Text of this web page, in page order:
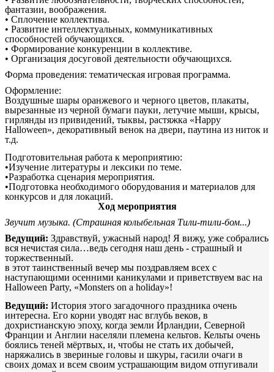
фантазии, воображения.
• Сплочение коллектива.
• Развитие интеллектуальных, коммуникативных
способностей обучающихся.
• Формирование конкуренции в коллективе.
• Организация досуговой деятельности обучающихся.
Форма проведения: тематическая игровая программа.
Оформление:
Воздушные шары оранжевого и черного цветов, плакаты,
вырезанные из черной бумаги пауки, летучие мыши, крысы,
гирлянды из привидений, тыквы, растяжка «Happy
Halloween», декоративный венок на двери, паутина из ниток и
т.д.
Подготовительная работа к мероприятию:
•Изучение литературы и лексики по теме.
•Разработка сценария мероприятия.
•Подготовка необходимого оборудования и материалов для
конкурсов и для локаций.
Ход мероприятия
Звучит музыка. (Страшная колыбельная Тили-тили-бом...)
Ведущий: Здравствуй, ужасный народ! Я вижу, уже собрались
вся нечистая сила…ведь сегодня наш день - страшный и
торжественный.
в этот таинственный вечер мы поздравляем всех с
наступающими осенними каникулами и приветствуем вас на
Halloween Party, «Monsters on a holiday»!
Ведущий: История этого загадочного праздника очень
интересна. Его корни уводят нас вглубь веков, в
дохристианскую эпоху, когда земли Ирландии, Северной
Франции и Англии населяли племена кельтов. Кельты очень
боялись теней мёртвых, и, чтобы не стать их добычей,
наряжались в звериные головы и шкуры, гасили очаги в
своих домах и всем своим устрашающим видом отпугивали